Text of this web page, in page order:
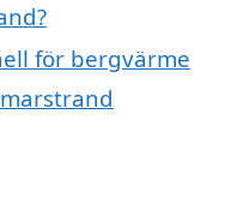
för bergvärme